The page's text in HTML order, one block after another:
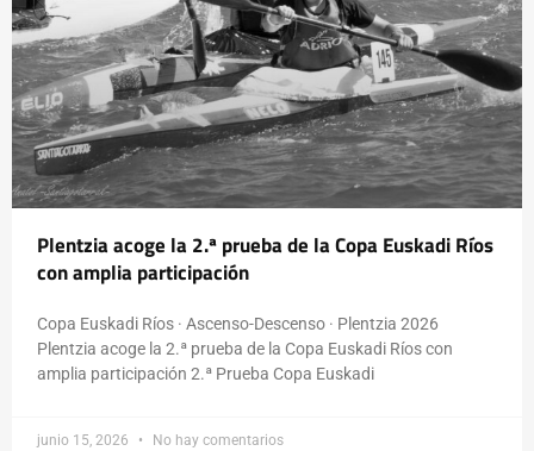
Plentzia acoge la 2.ª prueba de la Copa Euskadi Ríos
con amplia participación
Copa Euskadi Ríos · Ascenso-Descenso · Plentzia 2026
Plentzia acoge la 2.ª prueba de la Copa Euskadi Ríos con
amplia participación 2.ª Prueba Copa Euskadi
junio 15, 2026 No hay comentarios